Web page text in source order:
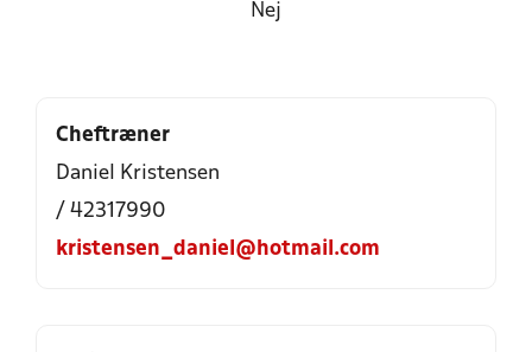
Nej
Cheftræner
Daniel Kristensen
/ 42317990
kristensen_daniel@hotmail.com